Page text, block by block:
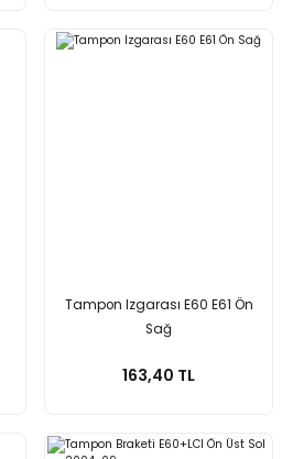
Tampon Izgarası E60 E61 Ön
Sağ
163,40 TL